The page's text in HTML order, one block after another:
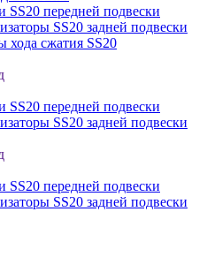
SS20 передней подвески
SS20 задней подвески
хода сжатия SS20
SS20 передней подвески
SS20 задней подвески
SS20 передней подвески
SS20 задней подвески